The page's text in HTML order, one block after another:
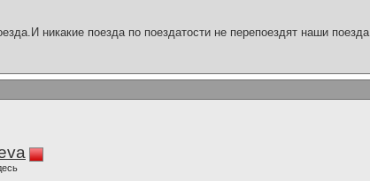
никакие поезда по поездатости не перепоездят наши поезда.